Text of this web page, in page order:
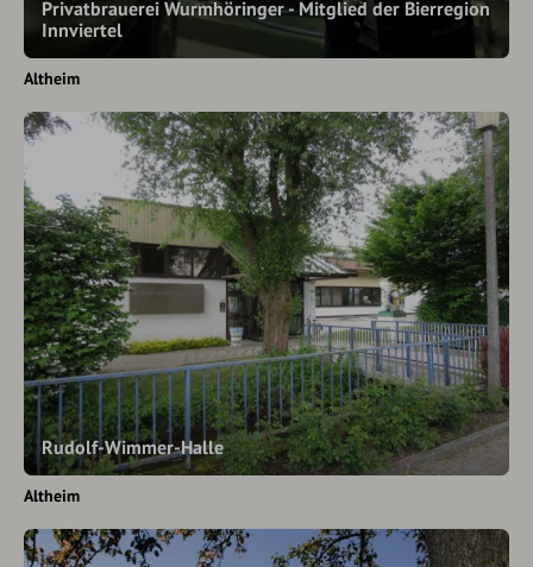
Privatbrauerei Wurmhöringer - Mitglied der Bierregion
Innviertel
Altheim
Rudolf-Wimmer-Halle
Altheim